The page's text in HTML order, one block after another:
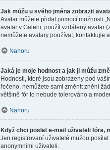
Jak můžu u svého jména zobrazit
Avatar můžete přidat pomocí možnosti
avatar v Galerii, použít vzdálený avatar
nemůžete avatary používat, kontaktujte
Nahoru
Jaká je moje hodnost a jak ji můžu
Hodnosti, které jsou zobrazeny pod
řečeno, nemůžete sami změnit znění
většině fór to nebude tolerováno a
Nahoru
Když chci poslat e-mail uživateli fóra,
Jen registrovaní uživatelé můžou
anonymními uživateli.